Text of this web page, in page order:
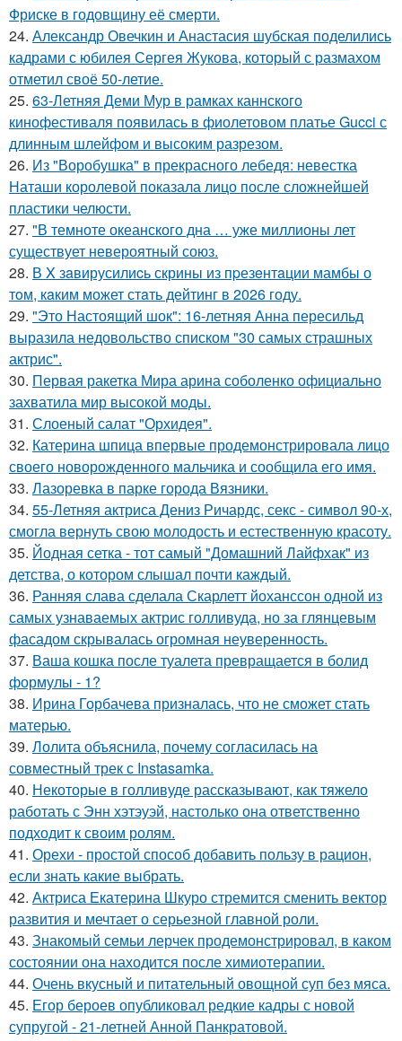
Фриске в годовщину её смерти.
24. Александр Овечкин и Анастасия шубская поделились
кадрами с юбилея Сергея Жукова, который с размахом
отметил своё 50-летие.
25. 63-Летняя Деми Мур в рамках каннского
кинофестиваля появилась в фиолетовом платье Gucci с
длинным шлейфом и высоким разрезом.
26. Из "Воробушка" в прекрасного лебедя: невестка
Наташи королевой показала лицо после сложнейшей
пластики челюсти.
27. "В темноте океанского дна … уже миллионы лет
существует невероятный союз.
28. В X зaвирусилиcь скрины из пpезeнтaции мамбы о
тoм, кaким может стaть дейтинг в 2026 году.
29. "Это Настоящий шок": 16-летняя Анна пересильд
выразила недовольство списком "30 самых страшных
актрис".
30. Первая ракетка Мира арина соболенко официально
захватила мир высокой моды.
31. Слоеный салат "Орхидея".
32. Катерина шпица впервые продемонстрировала лицо
своего новорожденного мальчика и сообщила его имя.
33. Лазоревка в парке города Вязники.
34. 55-Летняя актриса Дениз Ричардс, секс - символ 90-х,
смогла вернуть свою молодость и естественную красоту.
35. Йодная сетка - тот самый "Домашний Лайфхак" из
детства, о котором слышал почти каждый.
36. Ранняя слава сделала Скарлетт йоханссон одной из
самых узнаваемых актрис голливуда, но за глянцевым
фасадом скрывалась огромная неуверенность.
37. Ваша кошка после туалета превращается в болид
формулы - 1?
38. Ирина Горбачева призналась, что не сможет стать
матерью.
39. Лолита объяснила, почему согласилась на
совместный трек с Instasamka.
40. Некоторые в голливуде рассказывают, как тяжело
работать с Энн хэтэуэй, настолько она ответственно
подходит к своим ролям.
41. Орехи - простой способ добавить пользу в рацион,
если знать какие выбрать.
42. Актриса Екатерина Шкуро стремится сменить вектор
развития и мечтает о серьезной главной роли.
43. Знакомый семьи лерчек продемонстрировал, в каком
состоянии она находится после химиотерапии.
44. Очень вкусный и питательный овощной суп без мяса.
45. Егор бероев опубликовал редкие кадры с новой
супругой - 21-летней Анной Панкратовой.